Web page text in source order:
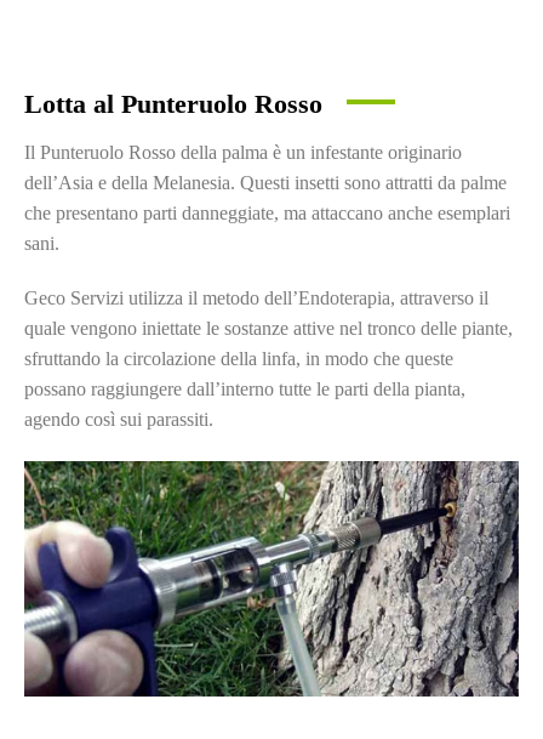
Lotta al Punteruolo Rosso
Il Punteruolo Rosso della palma è un infestante originario
dell’Asia e della Melanesia. Questi insetti sono attratti da palme
che presentano parti danneggiate, ma attaccano anche esemplari
sani.
Geco Servizi utilizza il metodo dell’Endoterapia, attraverso il
quale vengono iniettate le sostanze attive nel tronco delle piante,
sfruttando la circolazione della linfa, in modo che queste
possano raggiungere dall’interno tutte le parti della pianta,
agendo così sui parassiti.